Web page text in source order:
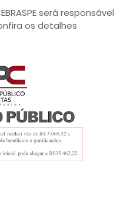
será responsável
os detalhes